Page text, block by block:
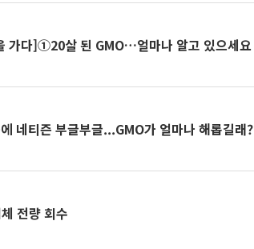
가다]①20살 된 GMO…얼마나 알고 있으세요
네티즌 부글부글...GMO가 얼마나 해롭길래?
전량 회수